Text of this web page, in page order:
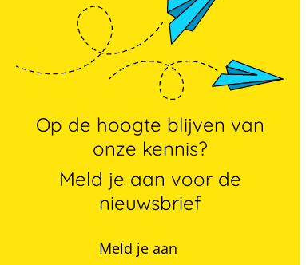
Op de hoogte blijven van
onze kennis?
Meld je aan voor de
nieuwsbrief
Meld je aan